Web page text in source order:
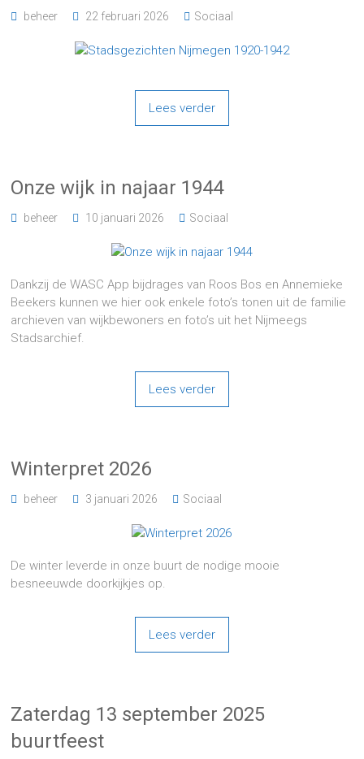
beheer 22 februari 2026 Sociaal
Lees verder
Onze wijk in najaar 1944
beheer 10 januari 2026 Sociaal
Dankzij de WASC App bijdrages van Roos Bos en Annemieke
Beekers kunnen we hier ook enkele foto’s tonen uit de familie
archieven van wijkbewoners en foto’s uit het Nijmeegs
Stadsarchief.
Lees verder
Winterpret 2026
beheer 3 januari 2026 Sociaal
De winter leverde in onze buurt de nodige mooie
besneeuwde doorkijkjes op.
Lees verder
Zaterdag 13 september 2025
buurtfeest